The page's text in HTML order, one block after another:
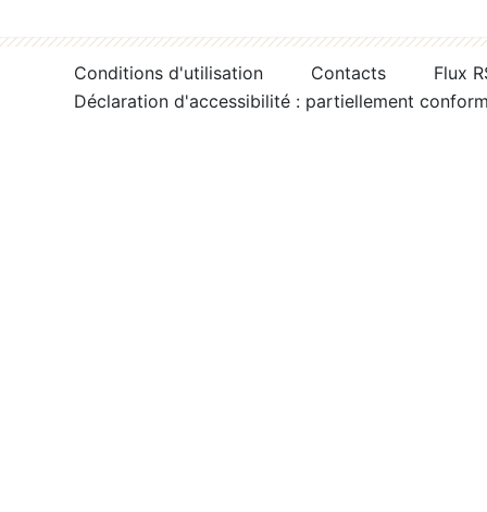
Conditions d'utilisation Contacts
Flux
Déclaration d'accessibilité : partiellement